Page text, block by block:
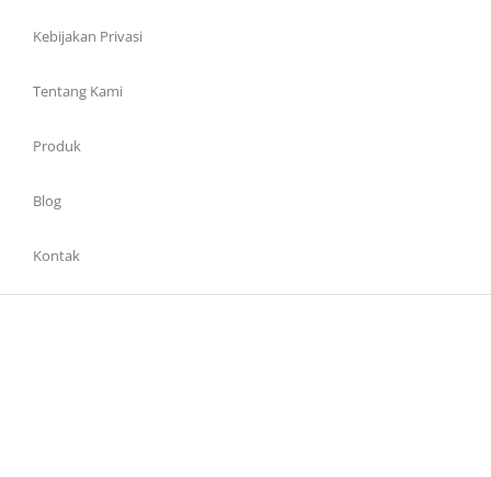
Kebijakan Privasi
Tentang Kami
Produk
Blog
Kontak